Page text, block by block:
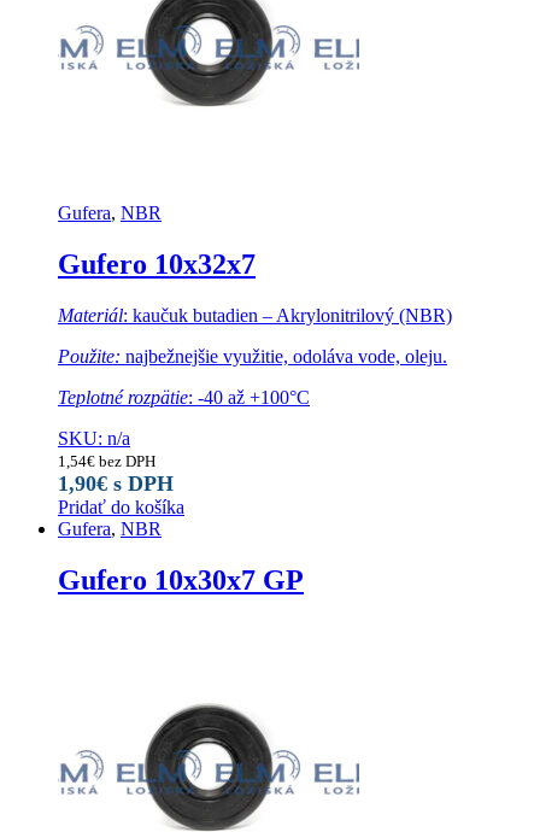
Gufera, NBR
Gufero 10x32x7
Materiál: kaučuk butadien – Akrylonitrilový (NBR)
Použite: najbežnejšie využitie, odoláva vode, oleju.
Teplotné rozpätie: -40 až +100°C
SKU: n/a
1,54€ bez DPH
1,90€ s DPH
Pridať do košíka
Gufera, NBR
Gufero 10x30x7 GP